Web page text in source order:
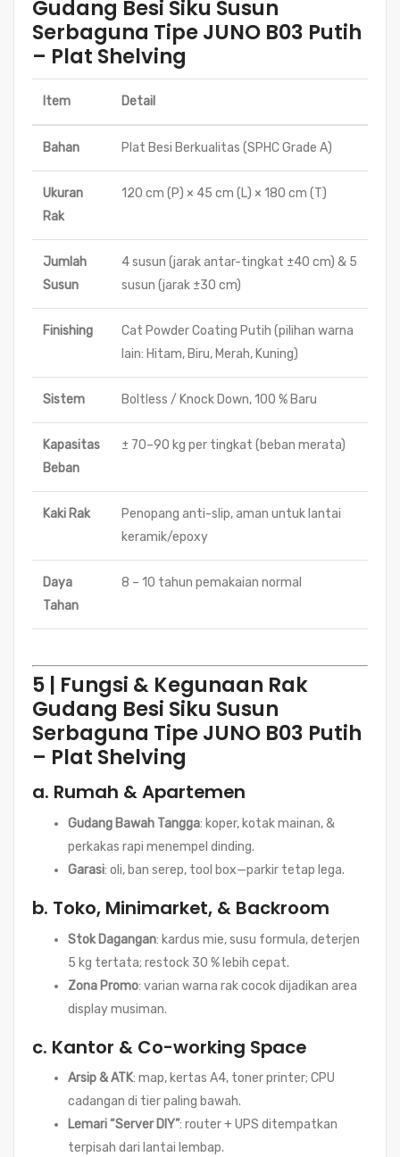
Gudang Besi Siku Susun
Serbaguna Tipe JUNO B03 Putih
– Plat Shelving
Item Detail
Bahan Plat Besi Berkualitas (SPHC Grade A)
Ukuran
Rak
120 cm (P) × 45 cm (L) × 180 cm (T)
Jumlah
Susun
4 susun (jarak antar-tingkat ±40 cm) & 5
susun (jarak ±30 cm)
Finishing
Cat Powder Coating Putih (pilihan warna
lain: Hitam, Biru, Merah, Kuning)
Sistem Boltless / Knock Down, 100 % Baru
Kapasitas
Beban
± 70–90 kg per tingkat (beban merata)
Kaki Rak
Penopang anti-slip, aman untuk lantai
keramik/epoxy
Daya
Tahan
8 – 10 tahun pemakaian normal
5 | Fungsi & Kegunaan Rak
Gudang Besi Siku Susun
Serbaguna Tipe JUNO B03 Putih
– Plat Shelving
a. Rumah & Apartemen
Gudang Bawah Tangga: koper, kotak mainan, &
perkakas rapi menempel dinding.
Garasi: oli, ban serep, tool box—parkir tetap lega.
b. Toko, Minimarket, & Backroom
Stok Dagangan: kardus mie, susu formula, deterjen
5 kg tertata; restock 30 % lebih cepat.
Zona Promo: varian warna rak cocok dijadikan area
display musiman.
c. Kantor & Co-working Space
Arsip & ATK: map, kertas A4, toner printer; CPU
cadangan di tier paling bawah.
Lemari “Server DIY”: router + UPS ditempatkan
terpisah dari lantai lembap.